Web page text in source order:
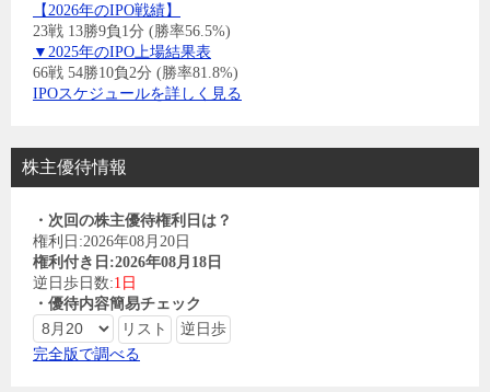
【2026年のIPO戦績】
23戦 13勝9負1分 (勝率56.5%)
▼2025年のIPO上場結果表
66戦 54勝10負2分 (勝率81.8%)
IPOスケジュールを詳しく見る
株主優待情報
・次回の株主優待権利日は？
権利日:2026年08月20日
権利付き日:2026年08月18日
逆日歩日数:1日
・優待内容簡易チェック
完全版で調べる